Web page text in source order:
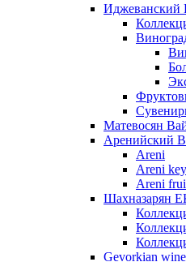
Иджеванский
Матевосян
Аренийский
Areni
Areni key
Areni
Шахназарян
Gevorkian